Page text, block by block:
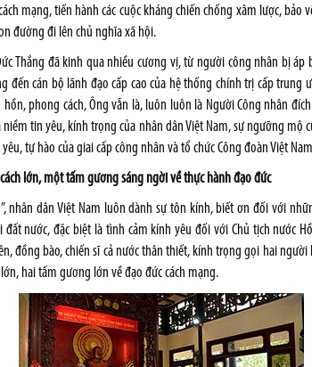
mạng, tiến hành các cuộc kháng chiến chống xâm lược, bảo
đường đi lên chủ nghĩa xã hội.
Thắng đã kinh qua nhiều cương vị, từ người công nhân bị
đến cán bộ lãnh đạo cấp cao của hệ thống chính trị cấp trung
phong cách, Ông vẫn là, luôn luôn là Người Công nhân
tin yêu, kính trọng của nhân dân Việt Nam, sự ngưỡng mộ
tự hào của giai cấp công nhân và tổ chức Công đoàn Việt
lớn, một tấm gương sáng ngời về thực hành đạo đức
nhân dân Việt Nam luôn dành sự tôn kính, biết ơn đối với
nước, đặc biệt là tình cảm kính yêu đối với Chủ tịch nước
đồng bào, chiến sĩ cả nước thân thiết, kính trọng gọi hai người
hai tấm gương lớn về đạo đức cách mạng.